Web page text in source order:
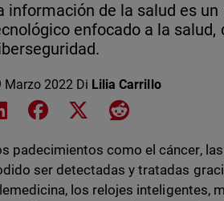
información de la salud es
enfocado a la
Marzo 2022 Di Lilia Carrillo
Share on LinkedIn
Share on Facebook
Share on XShare on Reddit
padecimientos como el cáncer,
ser detectadas y tratadas
los relojes inteligentes,